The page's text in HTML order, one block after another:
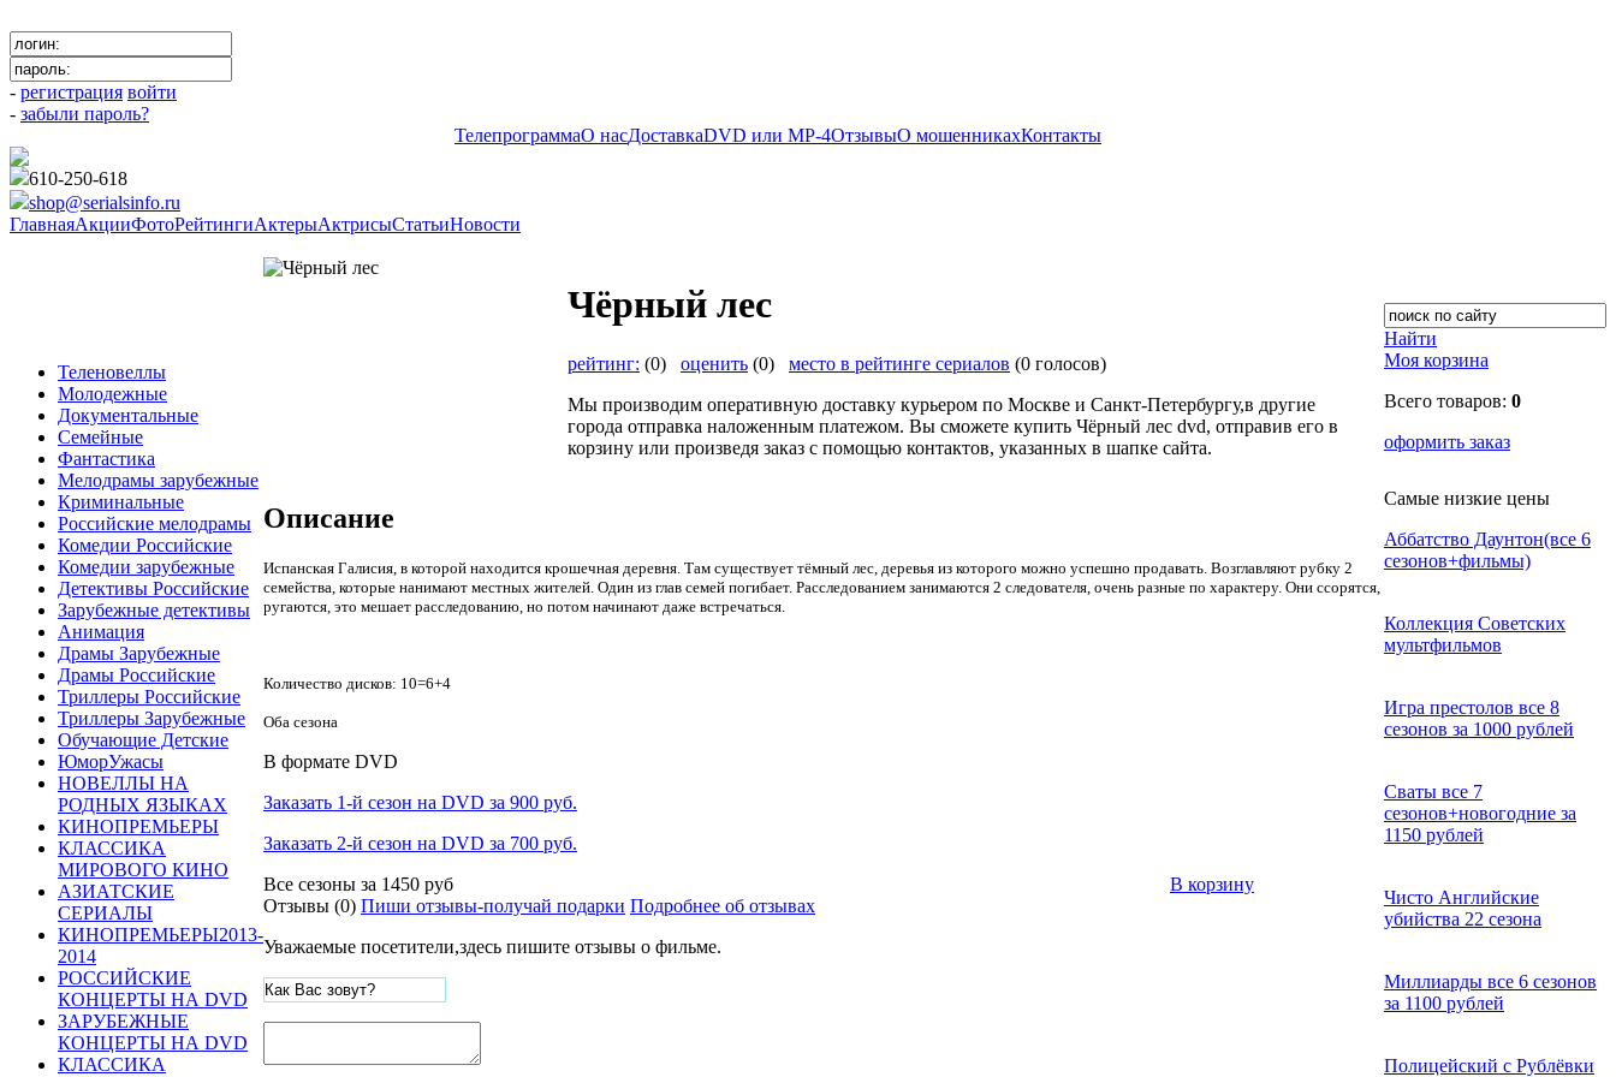
- регистрация войти
- забыли пароль?
ТелепрограммаО насДоставкаDVD или MP-4ОтзывыО мошенникахКонтакты
610-250-618
shop@serialsinfo.ru
ГлавнаяАкцииФотоРейтингиАктерыАктрисыСтатьиНовости
Теленовеллы
Молодежные
Документальные
Семейные
Фантастика
Мелодрамы зарубежные
Криминальные
Российские мелодрамы
Комедии Российские
Комедии зарубежные
Детективы Российские
Зарубежные детективы
Анимация
Драмы Зарубежные
Драмы Российские
Триллеры Российские
Триллеры Зарубежные
Обучающие Детские
ЮморУжасы
НОВЕЛЛЫ НА
РОДНЫХ ЯЗЫКАХ
КИНОПРЕМЬЕРЫ
КЛАССИКА
МИРОВОГО КИНО
АЗИАТСКИЕ
СЕРИАЛЫ
КИНОПРЕМЬЕРЫ2013-
2014
РОССИЙСКИЕ
КОНЦЕРТЫ НА DVD
ЗАРУБЕЖНЫЕ
КОНЦЕРТЫ НА DVD
КЛАССИКА
Чёрный лес
рейтинг: (0) оценить (0) место в рейтинге сериалов (0 голосов)
Мы производим оперативную доставку курьером по Москве и Санкт-Петербургу,в другие
города отправка наложенным платежом. Вы сможете купить Чёрный лес dvd, отправив его в
корзину или произведя заказ с помощью контактов, указанных в шапке сайта.
Описание
Испанская Галисия, в которой находится крошечная деревня. Там существует тёмный лес, деревья из которого можно успешно продавать. Возглавляют рубку 2
семейства, которые нанимают местных жителей. Один из глав семей погибает. Расследованием занимаются 2 следователя, очень разные по характеру. Они ссорятся,
ругаются, это мешает расследованию, но потом начинают даже встречаться.
Количество дисков: 10=6+4
Оба сезона
В формате DVD
Заказать 1-й сезон на DVD за 900 руб.
Заказать 2-й сезон на DVD за 700 руб.
Все сезоны за 1450 руб
В корзину
Отзывы (0) Пиши отзывы-получай подарки Подробнее об отзывах
Уважаемые посетители,здесь пишите отзывы о фильме.
Найти
Моя корзина
Всего товаров: 0
оформить заказ
Самые низкие цены
Аббатство Даунтон(все 6
сезонов+фильмы)
Коллекция Советских
мультфильмов
Игра престолов все 8
сезонов за 1000 рублей
Сваты все 7
сезонов+новогодние за
1150 рублей
Чисто Английские
убийства 22 сезона
Миллиарды все 6 сезонов
за 1100 рублей
Полицейский с Рублёвки